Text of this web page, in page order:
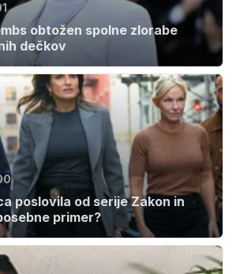
obtožen spolne zlorabe
dečkov
poslovila od serije Zakon in
primer?